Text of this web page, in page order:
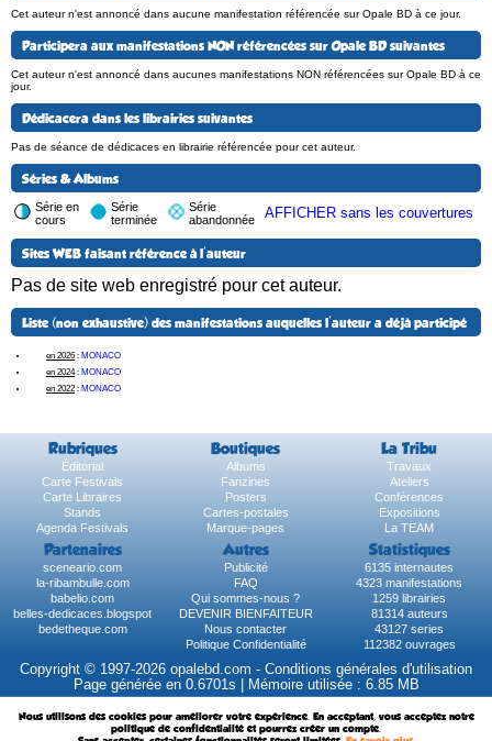
Cet auteur n'est annoncé dans aucune manifestation référencée sur Opale BD à ce jour.
Participera aux manifestations NON référencées sur Opale BD suivantes
Cet auteur n'est annoncé dans aucunes manifestations NON référencées sur Opale BD à ce
jour.
Dédicacera dans les librairies suivantes
Pas de séance de dédicaces en librairie référencée pour cet auteur.
Séries & Albums
Série en
cours
Série
terminée
Série
abandonnée
AFFICHER sans les couvertures
Sites WEB faisant référence à l'auteur
Pas de site web enregistré pour cet auteur.
Liste (non exhaustive) des manifestations auquelles l'auteur a déjà participé
en 2026 : MONACO
en 2024: MONACO
en 2022 : MONACO
Rubriques Boutiques La Tribu
Éditorial Albums
Travaux
Carte Festivals
Fanzines
Ateliers
Carte Libraires
Posters
Conférences
Stands
Cartes-postales
Expositions
Agenda Festivals
Marque-pages La TEAM
Partenaires Autres Statistiques
sceneario.com Publicité
6135 internautes
la-ribambulle.com
FAQ
4323 manifestations
babelio.com
Qui sommes-nous ?
1259 librairies
belles-dedicaces.blogspot
DEVENIR BIENFAITEUR
81314 auteurs
bedetheque.com
Nous contacter
43127 series
Politique Confidentialité
112382 ouvrages
Copyright © 1997-2026 opalebd.com - Conditions générales d'utilisation
Page générée en 0.6701s | Mémoire utilisée : 6.85 MB
Nous utilisons des cookies pour améliorer votre expérience. En acceptant, vous acceptez notre
politique de confidentialité et pourrez créer un compte.